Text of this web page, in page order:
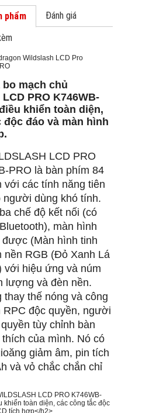
phẩm
Đánh giá
mạch chủ
PRO K746WB-
khiển toàn diện,
độc đáo và màn hình
LCD PRO
PRO là bàn phím 84
với các tính năng tiên
người dùng khó tính.
chế độ kết nối (có
màn hình
(Màn hình tinh
nền RGB (Đỏ Xanh Lá
với hiệu ứng và núm
lượng và đèn nền.
thay thế nóng và công
RPC độc quyền, người
tùy chỉnh bàn
của mình. Nó có
giảm âm, pin tích
và vỏ chắc chắn chỉ